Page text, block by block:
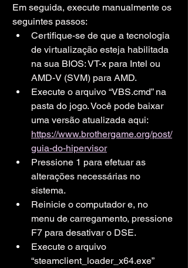
Em seguida, execute manualmente os
seguintes passos:
Certifique-se de que a tecnologia
de virtualização esteja habilitada
na sua BIOS: VT-x para Intel ou
AMD-V (SVM) para AMD.
Execute o arquivo “VBS.cmd” na
pasta do jogo. Você pode baixar
uma versão atualizada aqui:
https://www.brothergame.org/post/
guia-do-hipervisor
Pressione 1 para efetuar as
alterações necessárias no
sistema.
Reinicie o computador e, no
menu de carregamento, pressione
F7 para desativar o DSE.
Execute o arquivo
“steamclient_loader_x64.exe”